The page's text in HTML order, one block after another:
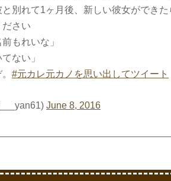
別れて1ヶ月後、新しい彼女ができた
さい
もれいな」
ない」
。#元カレ元カノを思い出してツイート
June 8, 2016